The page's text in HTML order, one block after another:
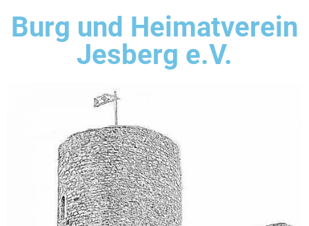
Burg und Heimatverein
Jesberg e.V.